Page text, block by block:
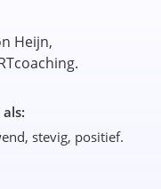
stevig, positief.